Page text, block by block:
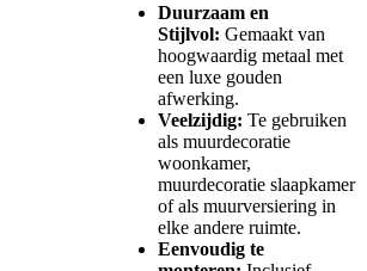
Duurzaam en
Stijlvol: Gemaakt van
hoogwaardig metaal met
een luxe gouden
afwerking.
Veelzijdig: Te gebruiken
als muurdecoratie
woonkamer,
muurdecoratie slaapkamer
of als muurversiering in
elke andere ruimte.
Eenvoudig te